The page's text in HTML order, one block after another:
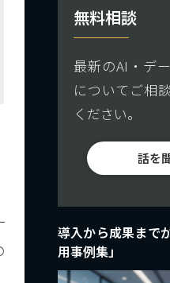
無料相談
最新のAI・デ
についてご相
ください。
話を
導入から成果まで
用事例集」